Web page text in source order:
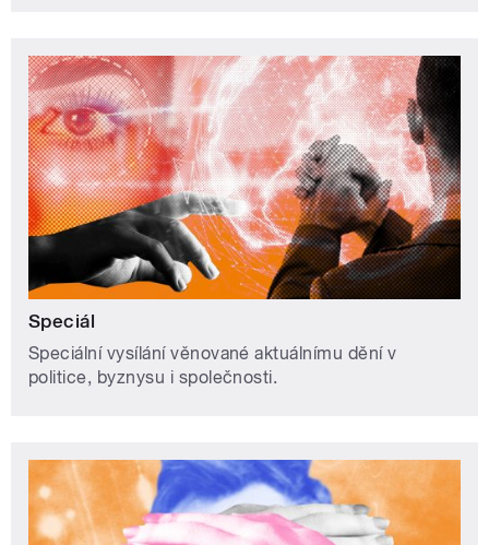
Speciál
Speciální vysílání věnované aktuálnímu dění v
politice, byznysu i společnosti.